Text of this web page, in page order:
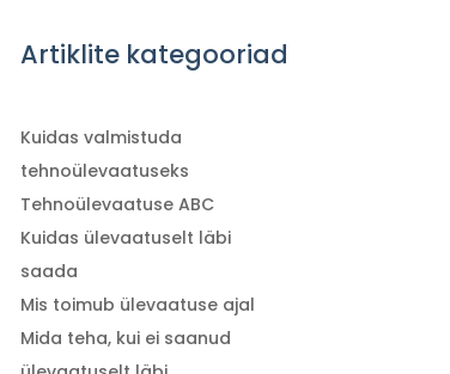
Artiklite kategooriad
Kuidas valmistuda
tehnoülevaatuseks
Tehnoülevaatuse ABC
Kuidas ülevaatuselt läbi
saada
Mis toimub ülevaatuse ajal
Mida teha, kui ei saanud